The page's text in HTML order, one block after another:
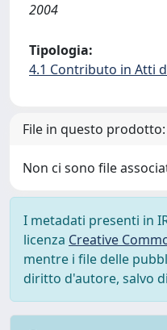
2004
Tipologia:
4.1 Contributo in Atti
File in questo prodotto:
Non ci sono file
I metadati presenti in
licenza Creative
mentre i file delle
diritto d'autore, salvo